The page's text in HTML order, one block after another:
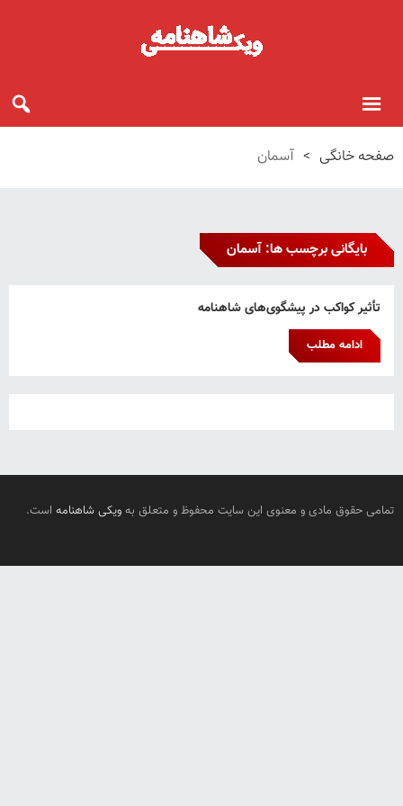
صفحه خانگی > آسمان
بایگانی برچسب ها: آسمان
تأثیر کواکب در پیشگوی‌های شاهنامه
ادامه مطلب
تمامی حقوق مادی و معنوی این سایت محفوظ و متعلق به ویکی شاهنامه است.